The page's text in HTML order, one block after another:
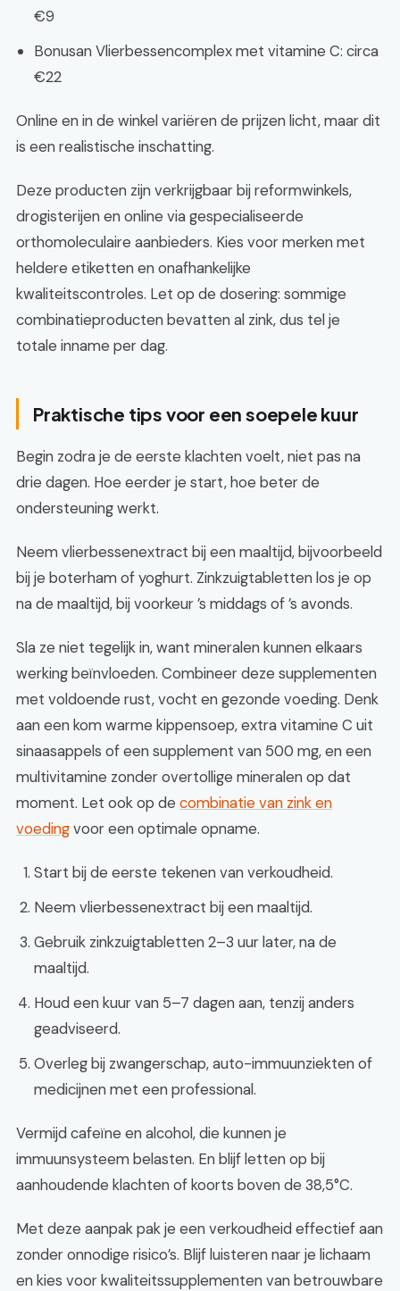
€9
Bonusan Vlierbessencomplex met vitamine C: circa
€22
Online en in de winkel variëren de prijzen licht, maar dit
is een realistische inschatting.
Deze producten zijn verkrijgbaar bij reformwinkels,
drogisterijen en online via gespecialiseerde
orthomoleculaire aanbieders. Kies voor merken met
heldere etiketten en onafhankelijke
kwaliteitscontroles. Let op de dosering: sommige
combinatieproducten bevatten al zink, dus tel je
totale inname per dag.
Praktische tips voor een soepele kuur
Begin zodra je de eerste klachten voelt, niet pas na
drie dagen. Hoe eerder je start, hoe beter de
ondersteuning werkt.
Neem vlierbessenextract bij een maaltijd, bijvoorbeeld
bij je boterham of yoghurt. Zinkzuigtabletten los je op
na de maaltijd, bij voorkeur ’s middags of ’s avonds.
Sla ze niet tegelijk in, want mineralen kunnen elkaars
werking beïnvloeden. Combineer deze supplementen
met voldoende rust, vocht en gezonde voeding. Denk
aan een kom warme kippensoep, extra vitamine C uit
sinaasappels of een supplement van 500 mg, en een
multivitamine zonder overtollige mineralen op dat
moment. Let ook op de combinatie van zink en
voedingvoor een optimale opname.
Start bij de eerste tekenen van verkoudheid.
Neem vlierbessenextract bij een maaltijd.
Gebruik zinkzuigtabletten 2–3 uur later, na de
maaltijd.
Houd een kuur van 5–7 dagen aan, tenzij anders
geadviseerd.
Overleg bij zwangerschap, auto-immuunziekten of
medicijnen met een professional.
Vermijd cafeïne en alcohol, die kunnen je
immuunsysteem belasten. En blijf letten op bij
aanhoudende klachten of koorts boven de 38,5°C.
Met deze aanpak pak je een verkoudheid effectief aan
zonder onnodige risico’s. Blijf luisteren naar je lichaam
en kies voor kwaliteitssupplementen van betrouwbare